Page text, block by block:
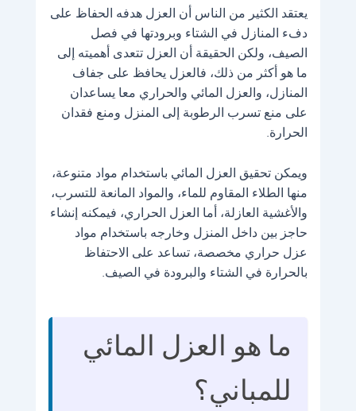
يعتقد الكثير من الناس أن العزل هدفه الحفاظ على
دفء المنازل في الشتاء وبرودتها في فصل
الصيف، ولكن الحقيقة أن العزل تتعدى أهميته إلى
ما هو أكثر من ذلك، فالعزل يحافظ على جفاف
المنازل، والعزل المائي والحراري معا يساعدان
على منع تسرب الرطوبة إلى المنزل ومنع فقدان
الحرارة.
ويمكن تحقيق العزل المائي باستخدام مواد متنوعة،
منها الطلاء المقاوم للماء، والمواد المانعة للتسرب،
والأغشية العازلة، أما العزل الحراري، فيمكنه إنشاء
حاجز بين داخل المنزل وخارجه باستخدام مواد
عزل حراري مخصصة، تساعد على الاحتفاظ
بالحرارة في الشتاء والبرودة في الصيف.
ما هو العزل المائي
للمباني؟